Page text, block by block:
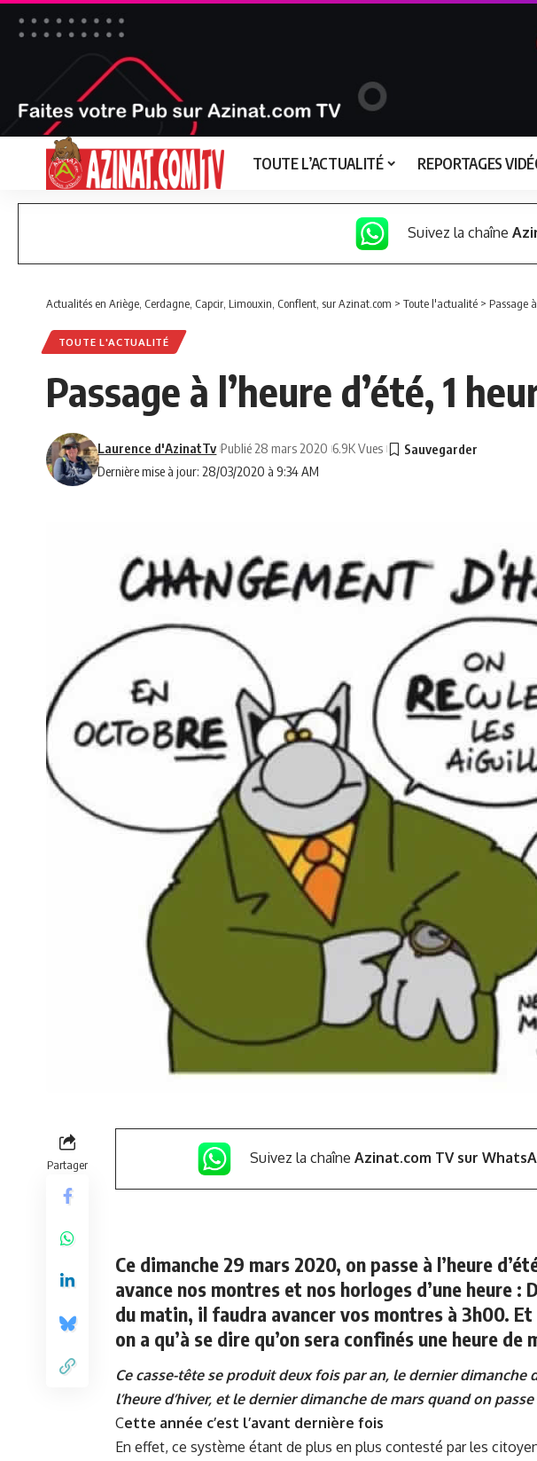
TOUTE L’ACTUALITÉ REPORTAGES
Suivez la chaîne
Actualités en Ariège, Cerdagne, Capcir, Limouxin, Conflent, sur Azinat.com > Toute l'actualité > Passage
TOUTE L'ACTUALITÉ
Passage à l’heure d’été, 1
Dernière mise à jour: 28/03/2020 à 9:34 AM
Laurence d'AzinatTv Publié 28 mars 2020 6.9K Vues
Partager Suivez la chaîne Azinat.com TV sur
Ce dimanche 29 mars 2020, on passe à l’heure
avance nos montres et nos horloges d’une heure :
du matin, il faudra avancer vos montres à 3h00.
on a qu’à se dire qu’on sera confinés une heure de
Ce casse-tête se produit deux fois par an, le dernier dimanche
l’heure d’hiver, et le dernier dimanche de mars quand on
Cette année c’est l’avant dernière fois
En effet, ce système étant de plus en plus contesté par les